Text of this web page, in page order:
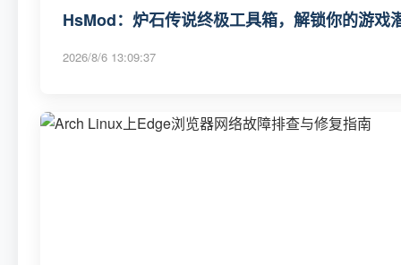
HsMod：炉石传说终极工具箱，解锁你的游戏
2026/8/6 13:09:37